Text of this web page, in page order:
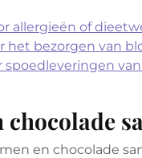
allergieën of
het bezorgen van
spoedleveringen
en chocolade